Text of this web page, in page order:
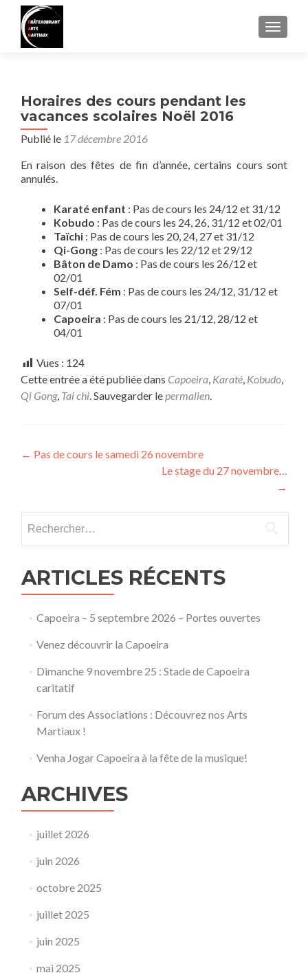
Horaires des cours pendant les
vacances scolaires Noël 2016
Publié le 17 décembre 2016
En raison des fêtes de fin d’année, certains cours sont
annulés.
Karaté enfant : Pas de cours les 24/12 et 31/12
Kobudo : Pas de cours les 24, 26, 31/12 et 02/01
Taïchi : Pas de cours les 20, 24, 27 et 31/12
Qi-Gong : Pas de cours les 22/12 et 29/12
Bâton de Damo : Pas de cours les 26/12 et
02/01
Self-déf. Fém : Pas de cours les 24/12, 31/12 et
07/01
Capoeira : Pas de cours les 21/12, 28/12 et
04/01
Vues : 124
Cette entrée a été publiée dans Capoeira, Karaté, Kobudo,
Qi Gong, Tai chi. Sauvegarder lepermalien.
Navigation
← Pas de cours le samedi 26 novembre
Le stage du 27 novembre…
→
ARTICLES RÉCENTS
Capoeira – 5 septembre 2026 – Portes ouvertes
Venez découvrir la Capoeira
Dimanche 9 novembre 25 : Stade de Capoeira
caritatif
Forum des Associations : Découvrez nos Arts
Martiaux !
Venha Jogar Capoeira à la fête de la musique!
ARCHIVES
juillet 2026
juin 2026
octobre 2025
juillet 2025
juin 2025
mai 2025